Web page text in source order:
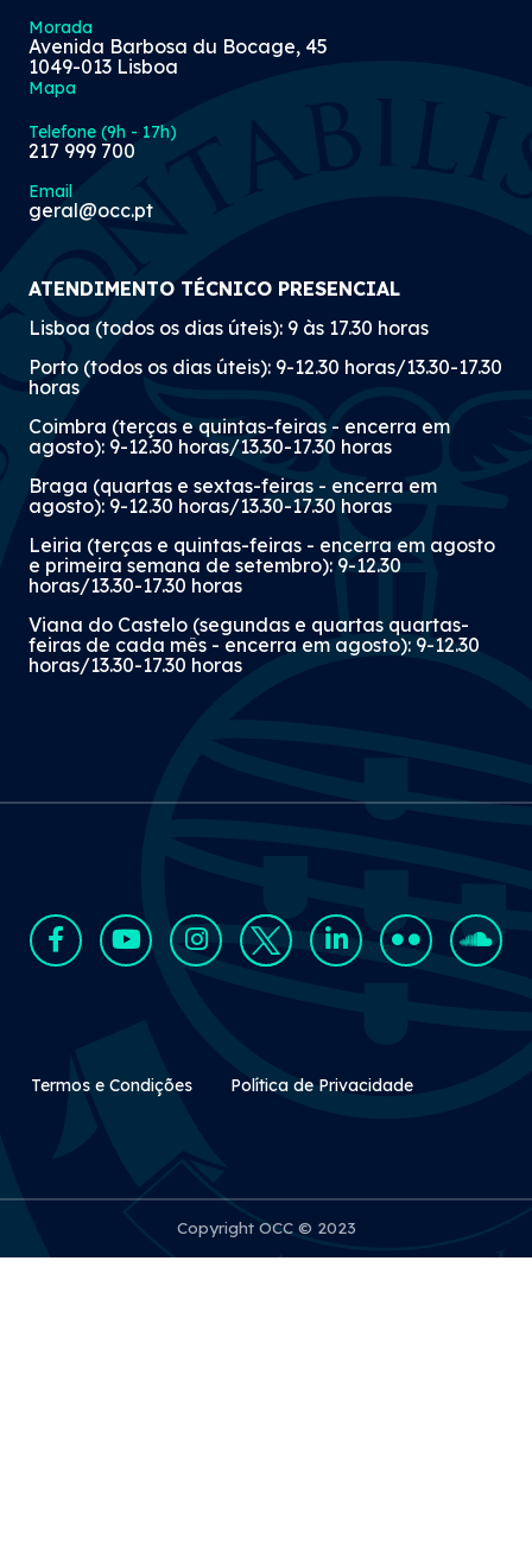
Morada
Avenida Barbosa du Bocage, 45
1049-013 Lisboa
Mapa
Telefone (9h - 17h)
217 999 700
Email
geral@occ.pt
ATENDIMENTO TÉCNICO PRESENCIAL
Lisboa (todos os dias úteis): 9 às 17.30 horas
Porto (todos os dias úteis): 9-12.30 horas/13.30-17.30
horas
Coimbra (terças e quintas-feiras - encerra em
agosto): 9-12.30 horas/13.30-17.30 horas
Braga (quartas e sextas-feiras - encerra em
agosto): 9-12.30 horas/13.30-17.30 horas
Leiria (terças e quintas-feiras - encerra em agosto
e primeira semana de setembro): 9-12.30
horas/13.30-17.30 horas
Viana do Castelo (segundas e quartas quartas-
feiras de cada mês - encerra em agosto): 9-12.30
horas/13.30-17.30 horas
Rodapé Secundário
Termos e Condições Política de Privacidade
Copyright OCC © 2023